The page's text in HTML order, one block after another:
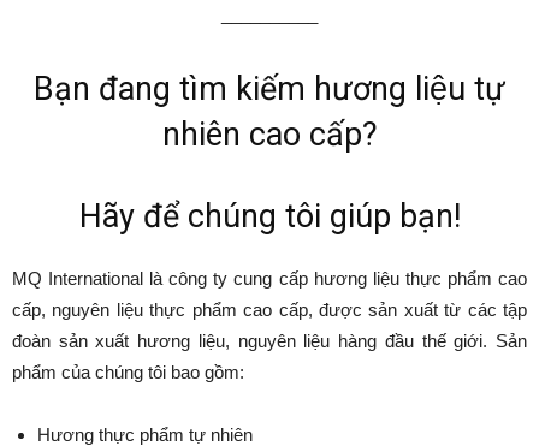
Bạn đang tìm kiếm hương liệu tự
nhiên cao cấp?
Hãy để chúng tôi giúp bạn!
MQ International là công ty cung cấp hương liệu thực phẩm cao
cấp, nguyên liệu thực phẩm cao cấp, được sản xuất từ các tập
đoàn sản xuất hương liệu, nguyên liệu hàng đầu thế giới. Sản
phẩm của chúng tôi bao gồm:
Hương thực phẩm tự nhiên